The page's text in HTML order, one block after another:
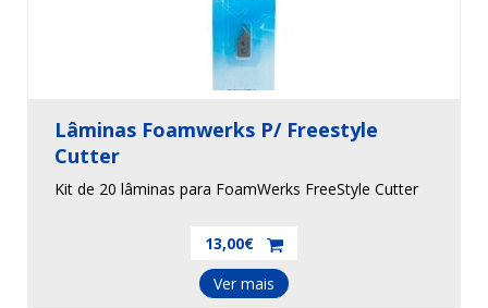
Lâminas Foamwerks P/ Freestyle
Cutter
Kit de 20 lâminas para FoamWerks FreeStyle Cutter
13,00€
Ver mais